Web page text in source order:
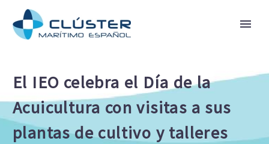
El IEO celebra el Día de la
Acuicultura con visitas a sus
plantas de cultivo y talleres